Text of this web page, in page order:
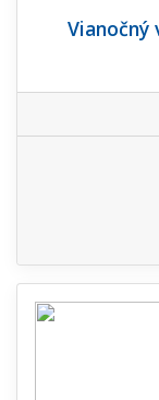
Vianočný